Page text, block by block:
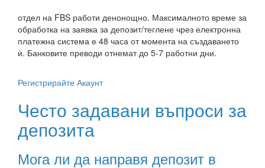
отдел на FBS работи денонощно. Максималното време за
обработка на заявка за депозит/теглене чрез електронна
платежна система е 48 часа от момента на създаването
ѝ. Банковите преводи отнемат до 5-7 работни дни.
Регистрирайте Акаунт
Често задавани въпроси за
депозита
Мога ли да направя депозит в